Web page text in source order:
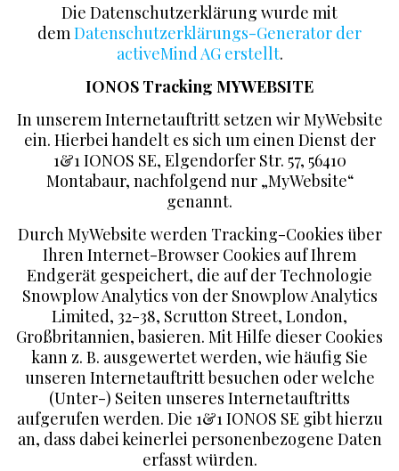
Die Datenschutzerklärung wurde mit
dem Datenschutzerklärungs-Generator der
activeMind AG erstellt.
IONOS Tracking MYWEBSITE
In unserem Internetauftritt setzen wir MyWebsite
ein. Hierbei handelt es sich um einen Dienst der
1&1 IONOS SE, Elgendorfer Str. 57, 56410
Montabaur, nachfolgend nur „MyWebsite“
genannt.
Durch MyWebsite werden Tracking-Cookies über
Ihren Internet-Browser Cookies auf Ihrem
Endgerät gespeichert, die auf der Technologie
Snowplow Analytics von der Snowplow Analytics
Limited, 32-38, Scrutton Street, London,
Großbritannien, basieren. Mit Hilfe dieser Cookies
kann z. B. ausgewertet werden, wie häufig Sie
unseren Internetauftritt besuchen oder welche
(Unter-) Seiten unseres Internetauftritts
aufgerufen werden. Die 1&1 IONOS SE gibt hierzu
an, dass dabei keinerlei personenbezogene Daten
erfasst würden.